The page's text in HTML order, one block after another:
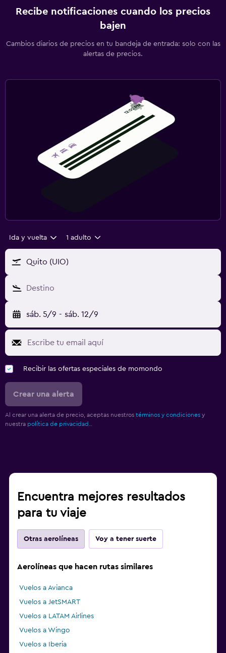
Recibe notificaciones cuando los precios
bajen
Cambios diarios de precios en tu bandeja de entrada: solo con las
alertas de precios.
Ida y vuelta 1 adulto
Quito (UIO)
Destino
sáb. 5/9 - sáb. 12/9
Recibir las ofertas especiales de momondo
Crear una alerta
Al crear una alerta de precio, aceptas nuestros términos y condiciones y
nuestra política de privacidad.
Encuentra mejores resultados
para tu viaje
Otras aerolíneas Voy a tener suerte
Aerolíneas que hacen rutas similares
Vuelos a Avianca
Vuelos a JetSMART
Vuelos a LATAM Airlines
Vuelos a Wingo
Vuelos a Iberia